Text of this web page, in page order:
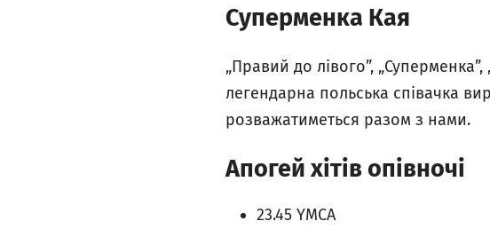
Суперменка Кая
„Правий до лівого”,
легендарна польська співачка
розважатиметься разом з нами.
Апогей хітів опівночі
23.45 YMCA